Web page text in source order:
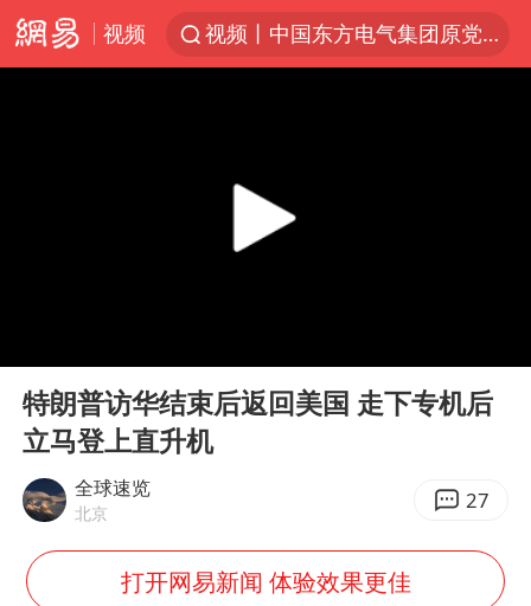
视频
视频丨中国东方电气集团原党组副书记、董事宋致远被查
新疆阿克苏地震
香港宏福苑火灾或由烟头引起
伊斯兰版北约来了吗
Play
特朗普访华结束后返回美国 走下专机后
立马登上直升机
全球速览
北京 27
打开网易新闻 体验效果更佳